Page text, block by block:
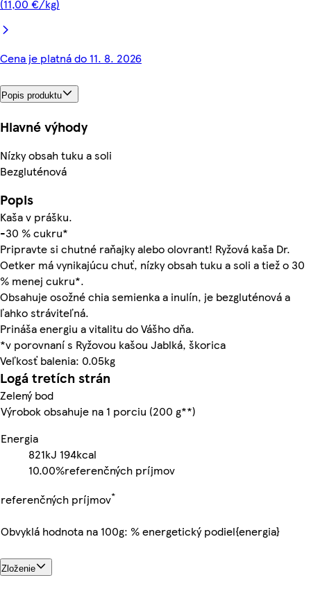
(11,00 €/kg)
Cena je platná do 11. 8. 2026
Popis produktu
Hlavné výhody
Nízky obsah tuku a soli
Bezgluténová
Popis
Kaša v prášku.
-30 % cukru*
Pripravte si chutné raňajky alebo olovrant! Ryžová kaša Dr.
Oetker má vynikajúcu chuť, nízky obsah tuku a soli a tiež o 30
% menej cukru*.
Obsahuje osožné chia semienka a inulín, je bezgluténová a
ľahko stráviteľná.
Prináša energiu a vitalitu do Vášho dňa.
*v porovnaní s Ryžovou kašou Jablká, škorica
Veľkosť balenia: 0.05kg
Logá tretích strán
Zelený bod
Výrobok obsahuje na 1 porciu (200 g**)
Energia
821kJ 194kcal
10.00%referenčných príjmov
referenčných príjmov*
Obvyklá hodnota na 100g: % energetický podiel{energia}
Zloženie